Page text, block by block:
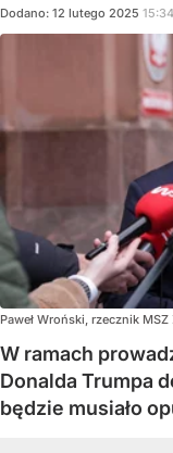
Dodano: 12 lutego 2025 15:34
Paweł Wroński, rzecznik MSZ
W ramach
Donalda Trumpa
będzie musiało